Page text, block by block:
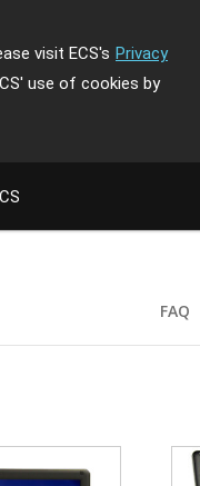
visit ECS's Privacy
use of cookies by
FAQ